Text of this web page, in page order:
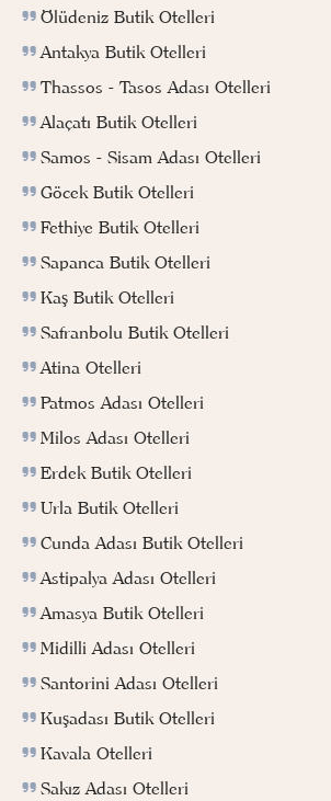
Ölüdeniz Butik Otelleri
Antakya Butik Otelleri
Thassos - Tasos Adası Otelleri
Alaçatı Butik Otelleri
Samos - Sisam Adası Otelleri
Göcek Butik Otelleri
Fethiye Butik Otelleri
Sapanca Butik Otelleri
Kaş Butik Otelleri
Safranbolu Butik Otelleri
Atina Otelleri
Patmos Adası Otelleri
Milos Adası Otelleri
Erdek Butik Otelleri
Urla Butik Otelleri
Cunda Adası Butik Otelleri
Astipalya Adası Otelleri
Amasya Butik Otelleri
Midilli Adası Otelleri
Santorini Adası Otelleri
Kuşadası Butik Otelleri
Kavala Otelleri
Sakız Adası Otelleri